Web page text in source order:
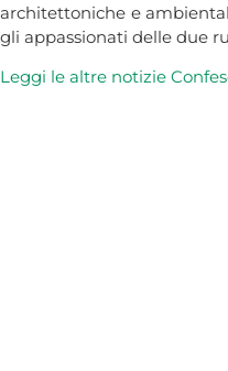
architettoniche e
gli appassionati delle due
Leggi le altre notizie